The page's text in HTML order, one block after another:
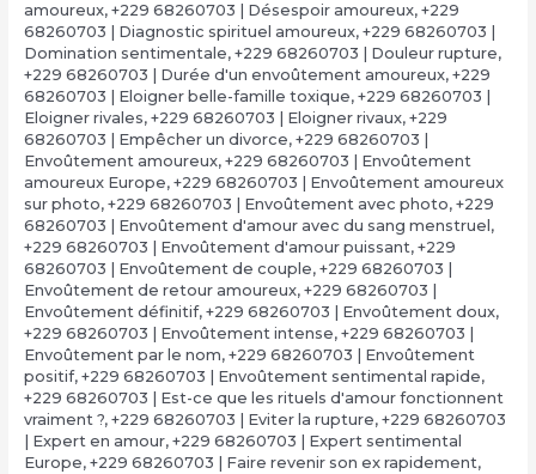
amoureux, +229 68260703 | Désespoir amoureux, +229
68260703 | Diagnostic spirituel amoureux, +229 68260703 |
Domination sentimentale, +229 68260703 | Douleur rupture,
+229 68260703 | Durée d'un envoûtement amoureux, +229
68260703 | Eloigner belle-famille toxique, +229 68260703 |
Eloigner rivales, +229 68260703 | Eloigner rivaux, +229
68260703 | Empêcher un divorce, +229 68260703 |
Envoûtement amoureux, +229 68260703 | Envoûtement
amoureux Europe, +229 68260703 | Envoûtement amoureux
sur photo, +229 68260703 | Envoûtement avec photo, +229
68260703 | Envoûtement d'amour avec du sang menstruel ,
+229 68260703 | Envoûtement d'amour puissant, +229
68260703 | Envoûtement de couple, +229 68260703 |
Envoûtement de retour amoureux, +229 68260703 |
Envoûtement définitif, +229 68260703 | Envoûtement doux,
+229 68260703 | Envoûtement intense, +229 68260703 |
Envoûtement par le nom, +229 68260703 | Envoûtement
positif, +229 68260703 | Envoûtement sentimental rapide,
+229 68260703 | Est-ce que les rituels d'amour fonctionnent
vraiment ?, +229 68260703 | Eviter la rupture, +229 68260703
| Expert en amour, +229 68260703 | Expert sentimental
Europe, +229 68260703 | Faire revenir son ex rapidement,